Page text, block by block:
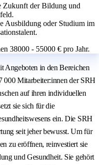
Zukunft der Bildung und
Ausbildung oder Studium im
38000 - 55000 € pro Jahr.
Angeboten in den Bereichen
000 Mitarbeiter:innen der SRH
auf ihren individuellen
sie sich für die
ein. Die SRH
seit jeher bewusst. Um für
zu eröffnen, reinvestiert sie
und Gesundheit. Sie gehört